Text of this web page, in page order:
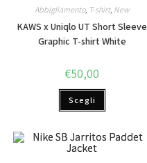
Abbigliamento, T-shirt, New
KAWS x Uniqlo UT Short Sleeve
Graphic T-shirt White
€50,00
Scegli